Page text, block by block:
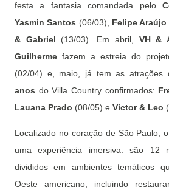
festa a fantasia comandada pelo
Yasmin Santos (06/03), Felipe Araújo
& Gabriel (13/03). Em abril, VH &
Guilherme fazem a estreia do
(02/04) e, maio, já tem as atrações
anos do Villa Country confirmados:
Lauana Prado (08/05) e Victor & Leo
Localizado no coração de São Paulo,
uma experiência imersiva: são 12
divididos em ambientes temáticos
Oeste americano, incluindo